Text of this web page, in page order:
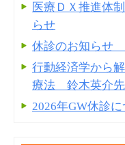
医療ＤＸ推進体
らせ
休診のお知らせ
行動経済学から
療法 鈴木英介
2026年GW休診に